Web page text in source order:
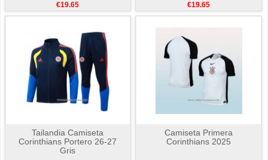
€19.65 €19.65
Tailandia Camiseta
Corinthians Portero 26-27
Gris
Camiseta Primera
Corinthians 2025